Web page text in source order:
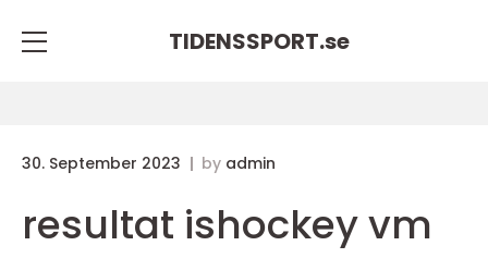
TIDENSSPORT.se
30. September 2023 by admin
resultat ishockey vm